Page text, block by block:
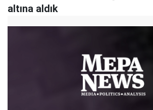
altına aldık